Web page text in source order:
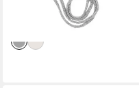
lieferbar - in 1-2 Werktagen bei dir